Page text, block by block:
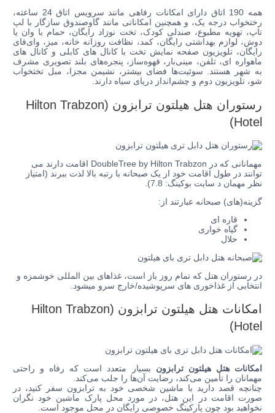
همه 190 اتاق دارای امکانات رفاهی مانند سرویس اتاق 24 ساعته،
رختخواب درجه یک، و همچنین امکاناتی مانند گاوصندوق سازگار با لپ
تاپ، تهویه مطبوع، صندلی کودک، تخت نوزاد رایگان، حمام با وان یا
دوش، لوازم بهداشتی رایگان، کمد، نظافت روزانه خانه، میز، وای‌فای
رایگان، تلویزیون صفحه نمایش تخت با کانال های کابلی و کانال های
ماهواره ای، تلفن، مینی‌بار، قهوه‌ساز، پنجره‌های بلند تصویری مشرف
به شهر هستند. سوئیت‌ها فضای بیشتر، نشیمن مجزا، مبل تختخواب
شو، تلویزیون دوم و چشم‌انداز دریای سیاه دارند.
رستوران
هتل هیلتون ترابزون (Hilton Trabzon
Hotel)
مهمانانی که در DoubleTree by Hilton Trabzon اقامت دارند می
توانند در طول اقامت خود از یک صبحانه با رتبه بالا لذت ببرند (امتیاز
نظر مهمان د سایت بوکینگ: 7.8).
گزینه(های) صبحانه عبارتند از:
قاره ای
گیاه خواری
حلال
در رستوران هتل که تمام روز باز است، غذاهای بین المللی خوشمزه و
انتخابی از غذاخوری های سرپوشیده/خارج سرو میشود.
امکانات هتل هیلتون ترابزون
(Hilton Trabzon
Hotel)
امکانات هتل هیلتون ترابزون بسیار متعدد است که رفاه و راحتی
مهمانان را تأمین می‌کند، رضایت آن‌ها را جلب می‌کند.
چنانچه قصد دارید با ماشین شخصی خود به ترابزون سفر کنید، در
صورت اقامت در این هتل، در مورد محل پارک ماشین خود نگران
نخواهید بود چون پارکینگ خصوصی رایگان در محل موجود است.